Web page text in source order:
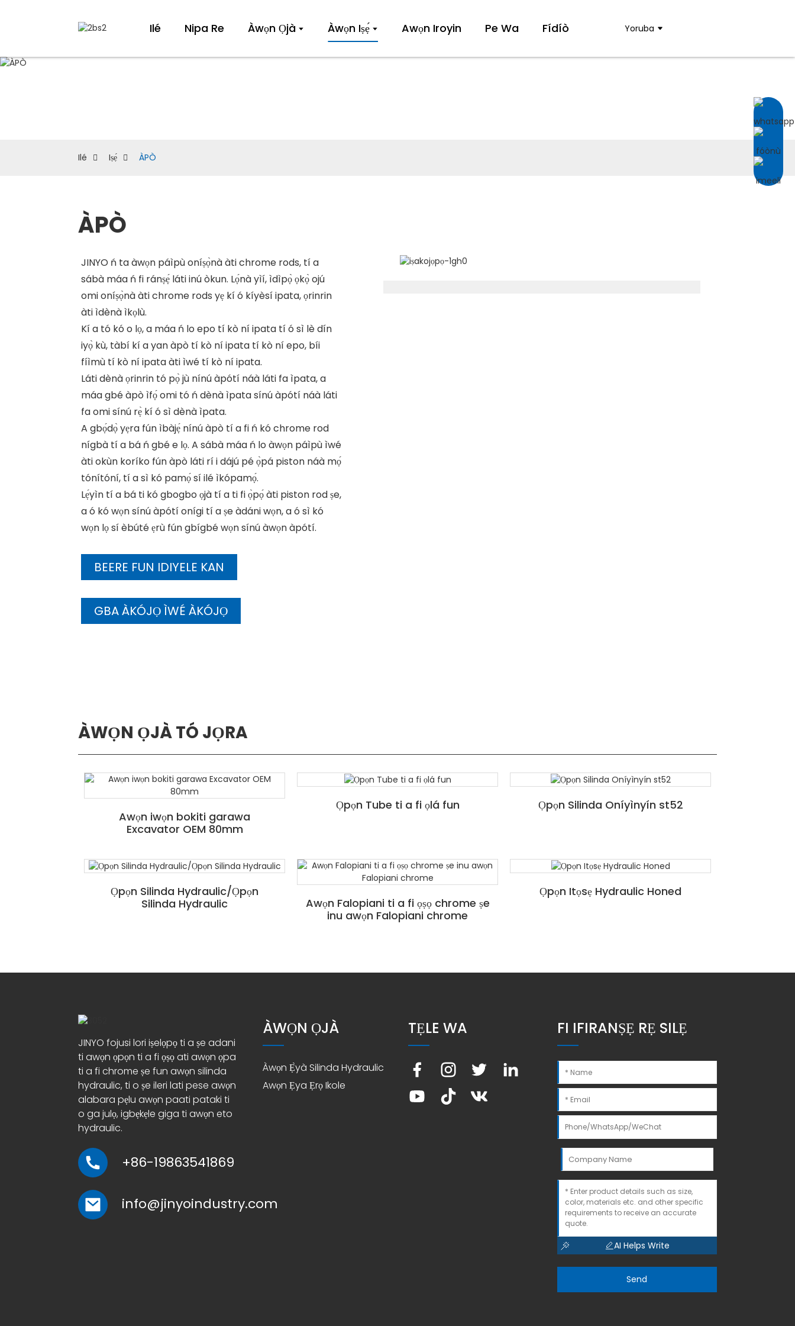
Ilé Nipa Re Àwọn Ọjà Àwọn Iṣẹ́ Awọn Iroyin Pe Wa Fídíò Yoruba
Ilé Iṣẹ́ ÀPÒ
ÀPÒ
JINYO ń ta àwọn páìpù oníṣọ̀nà àti chrome rods, tí a
sábà máa ń fi ránṣẹ́ láti inú òkun. Lọ́nà yìí, ìdìpọ̀ ọkọ̀ ojú
omi oníṣọ̀nà àti chrome rods yẹ kí ó kíyèsí ipata, ọrinrin
àti ìdènà ìkọlù.
Kí a tó kó o lọ, a máa ń lo epo tí kò ní ipata tí ó sì lè dín
iyọ̀ kù, tàbí kí a yan àpò tí kò ní ipata tí kò ní epo, bíi
fíìmù tí kò ní ipata àti ìwé tí kò ní ipata.
Láti dènà ọrinrin tó pọ̀ jù nínú àpótí náà láti fa ìpata, a
máa gbé àpò ìfọ́ omi tó ń dènà ìpata sínú àpótí náà láti
fa omi sínú rẹ̀ kí ó sì dènà ìpata.
A gbọ́dọ̀ yẹra fún ìbàjẹ́ nínú àpò tí a fi ń kó chrome rod
nígbà tí a bá ń gbé e lọ. A sábà máa ń lo àwọn páìpù ìwé
àti okùn koríko fún àpò láti rí i dájú pé ọ̀pá piston náà mọ́
tónítóní, tí a sì kó pamọ́ sí ilé ìkópamọ́.
Lẹ́yìn tí a bá ti kó gbogbo ọjà tí a ti fi ọ̀pọ́ àti piston rod ṣe,
a ó kó wọn sínú àpótí onígi tí a ṣe àdáni wọn, a ó sì kó
wọn lọ sí èbúté ẹrù fún gbígbé wọn sínú àwọn àpótí.
BEERE FUN IDIYELE KAN
GBA ÀKÓJỌ ÌWÉ ÀKÓJỌ
ÀWỌN ỌJÀ TÓ JỌRA
Awọn iwọn bokiti garawa
Excavator OEM 80mm
Ọpọn Tube ti a fi ọlá fun Ọpọn Silinda Oníyìnyín st52
Ọpọn Silinda Hydraulic/Ọpọn
Silinda Hydraulic
Awọn Falopiani ti a fi ọṣọ chrome ṣe
inu awọn Falopiani chrome
Ọpọn Itọsẹ Hydraulic Honed
JINYO fojusi lori iṣelọpọ ti a ṣe adani
ti awọn ọpọn ti a fi ọṣọ ati awọn ọpa
ti a fi chrome ṣe fun awọn silinda
hydraulic, ti o ṣe ileri lati pese awọn
alabara pẹlu awọn paati pataki ti
o ga julọ, igbẹkẹle giga ti awọn eto
hydraulic.
+86-19863541869
info@jinyoindustry.com
ÀWỌN ỌJÀ
Àwọn Ẹ̀yà Silinda Hydraulic
Awọn Ẹya Ẹrọ Ikole
TẸLE WA FI IFIRANṢẸ RẸ SILẸ
AI Helps Write
Send